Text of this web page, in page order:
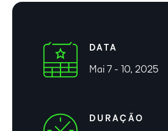
DATA
Mai 7 - 10, 2025
DURAÇÃO